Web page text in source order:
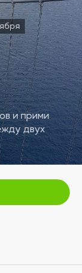
и прими
двух